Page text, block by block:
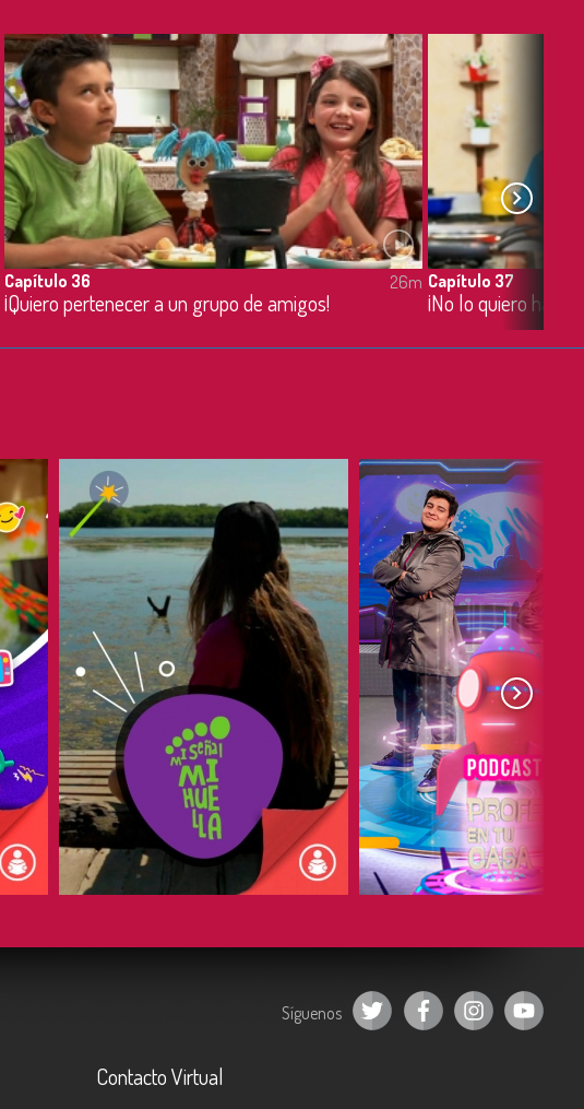
Capítulo 36
¡Quiero pertenecer a un grupo de amigos!
26m Capítulo 37
¡No lo quiero hacer!
COMPARTIR COMPARTIR
Síguenos
Contacto Virtual